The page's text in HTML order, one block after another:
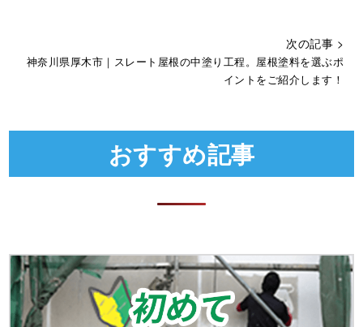
次の記事 >
神奈川県厚木市｜スレート屋根の中塗り工程。屋根塗料を選ぶポ
イントをご紹介します！
おすすめ記事